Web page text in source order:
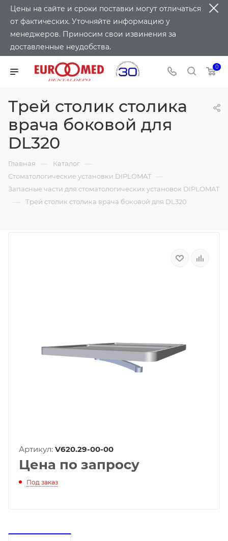
Цены на сайте и сроки поставки могут отличаться
от фактических. Уточняйте информацию у
менеджеров. Приносим свои извинения за
доставленные неудобства.
0
Трей столик столика
врача боковой для
DL320
Главная — Каталог —
Стоматологические установки DIPLOMAT —
Запасные части для стоматологических установок DIPLOMAT
— Трей столик столика врача боковой для DL320
Артикул: V620.29-00-00
Цена по запросу
Под заказ